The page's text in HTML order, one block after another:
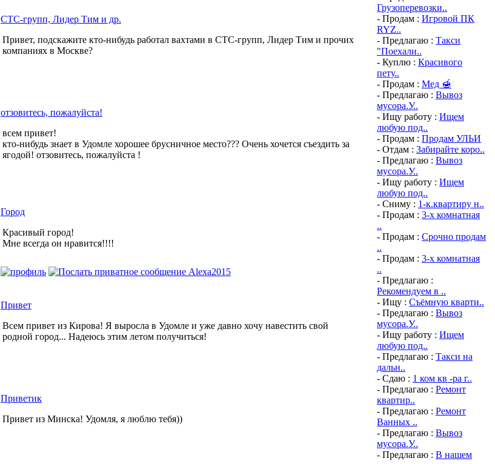
СТС-групп, Лидер Тим и др.
Привет, подскажите кто-нибудь работал вахтами в СТС-групп, Лидер Тим и прочих
компаниях в Москве?
отзовитесь, пожалуйста!
всем привет!
кто-нибудь знает в Удомле хорошее брусничное место??? Очень хочется съездить за
ягодой! отзовитесь, пожалуйста !
Город
Красивый город!
Мне всегда он нравится!!!!
Привет
Всем привет из Кирова! Я выросла в Удомле и уже давно хочу навестить свой
родной город... Надеюсь этим летом получиться!
Приветик
Привет из Минска! Удомля, я люблю тебя))
Грузоперевозки..
- Продам : Игровой ПК
RYZ..
- Предлагаю : Такси
"Поехали..
- Куплю : Красивого
пету..
- Продам : Мед 🍯
- Предлагаю : Вывоз
мусора.У..
- Ищу работу : Ищем
любую под..
- Продам : Продам УЛЬИ
- Отдам : Забирайте коро..
- Предлагаю : Вывоз
мусора.У..
- Ищу работу : Ищем
любую под..
- Сниму : 1-к.квартиру н..
- Продам : 3-х комнатная
..
- Продам : Срочно продам
..
- Продам : 3-х комнатная
..
- Предлагаю :
Рекомендуем в ..
- Ищу : Съёмную кварти..
- Предлагаю : Вывоз
мусора.У..
- Ищу работу : Ищем
любую под..
- Предлагаю : Такси на
дальн..
- Сдаю : 1 ком кв -ра г..
- Предлагаю : Ремонт
квартир..
- Предлагаю : Ремонт
Ванных ..
- Предлагаю : Вывоз
мусора.У..
- Предлагаю : В нашем